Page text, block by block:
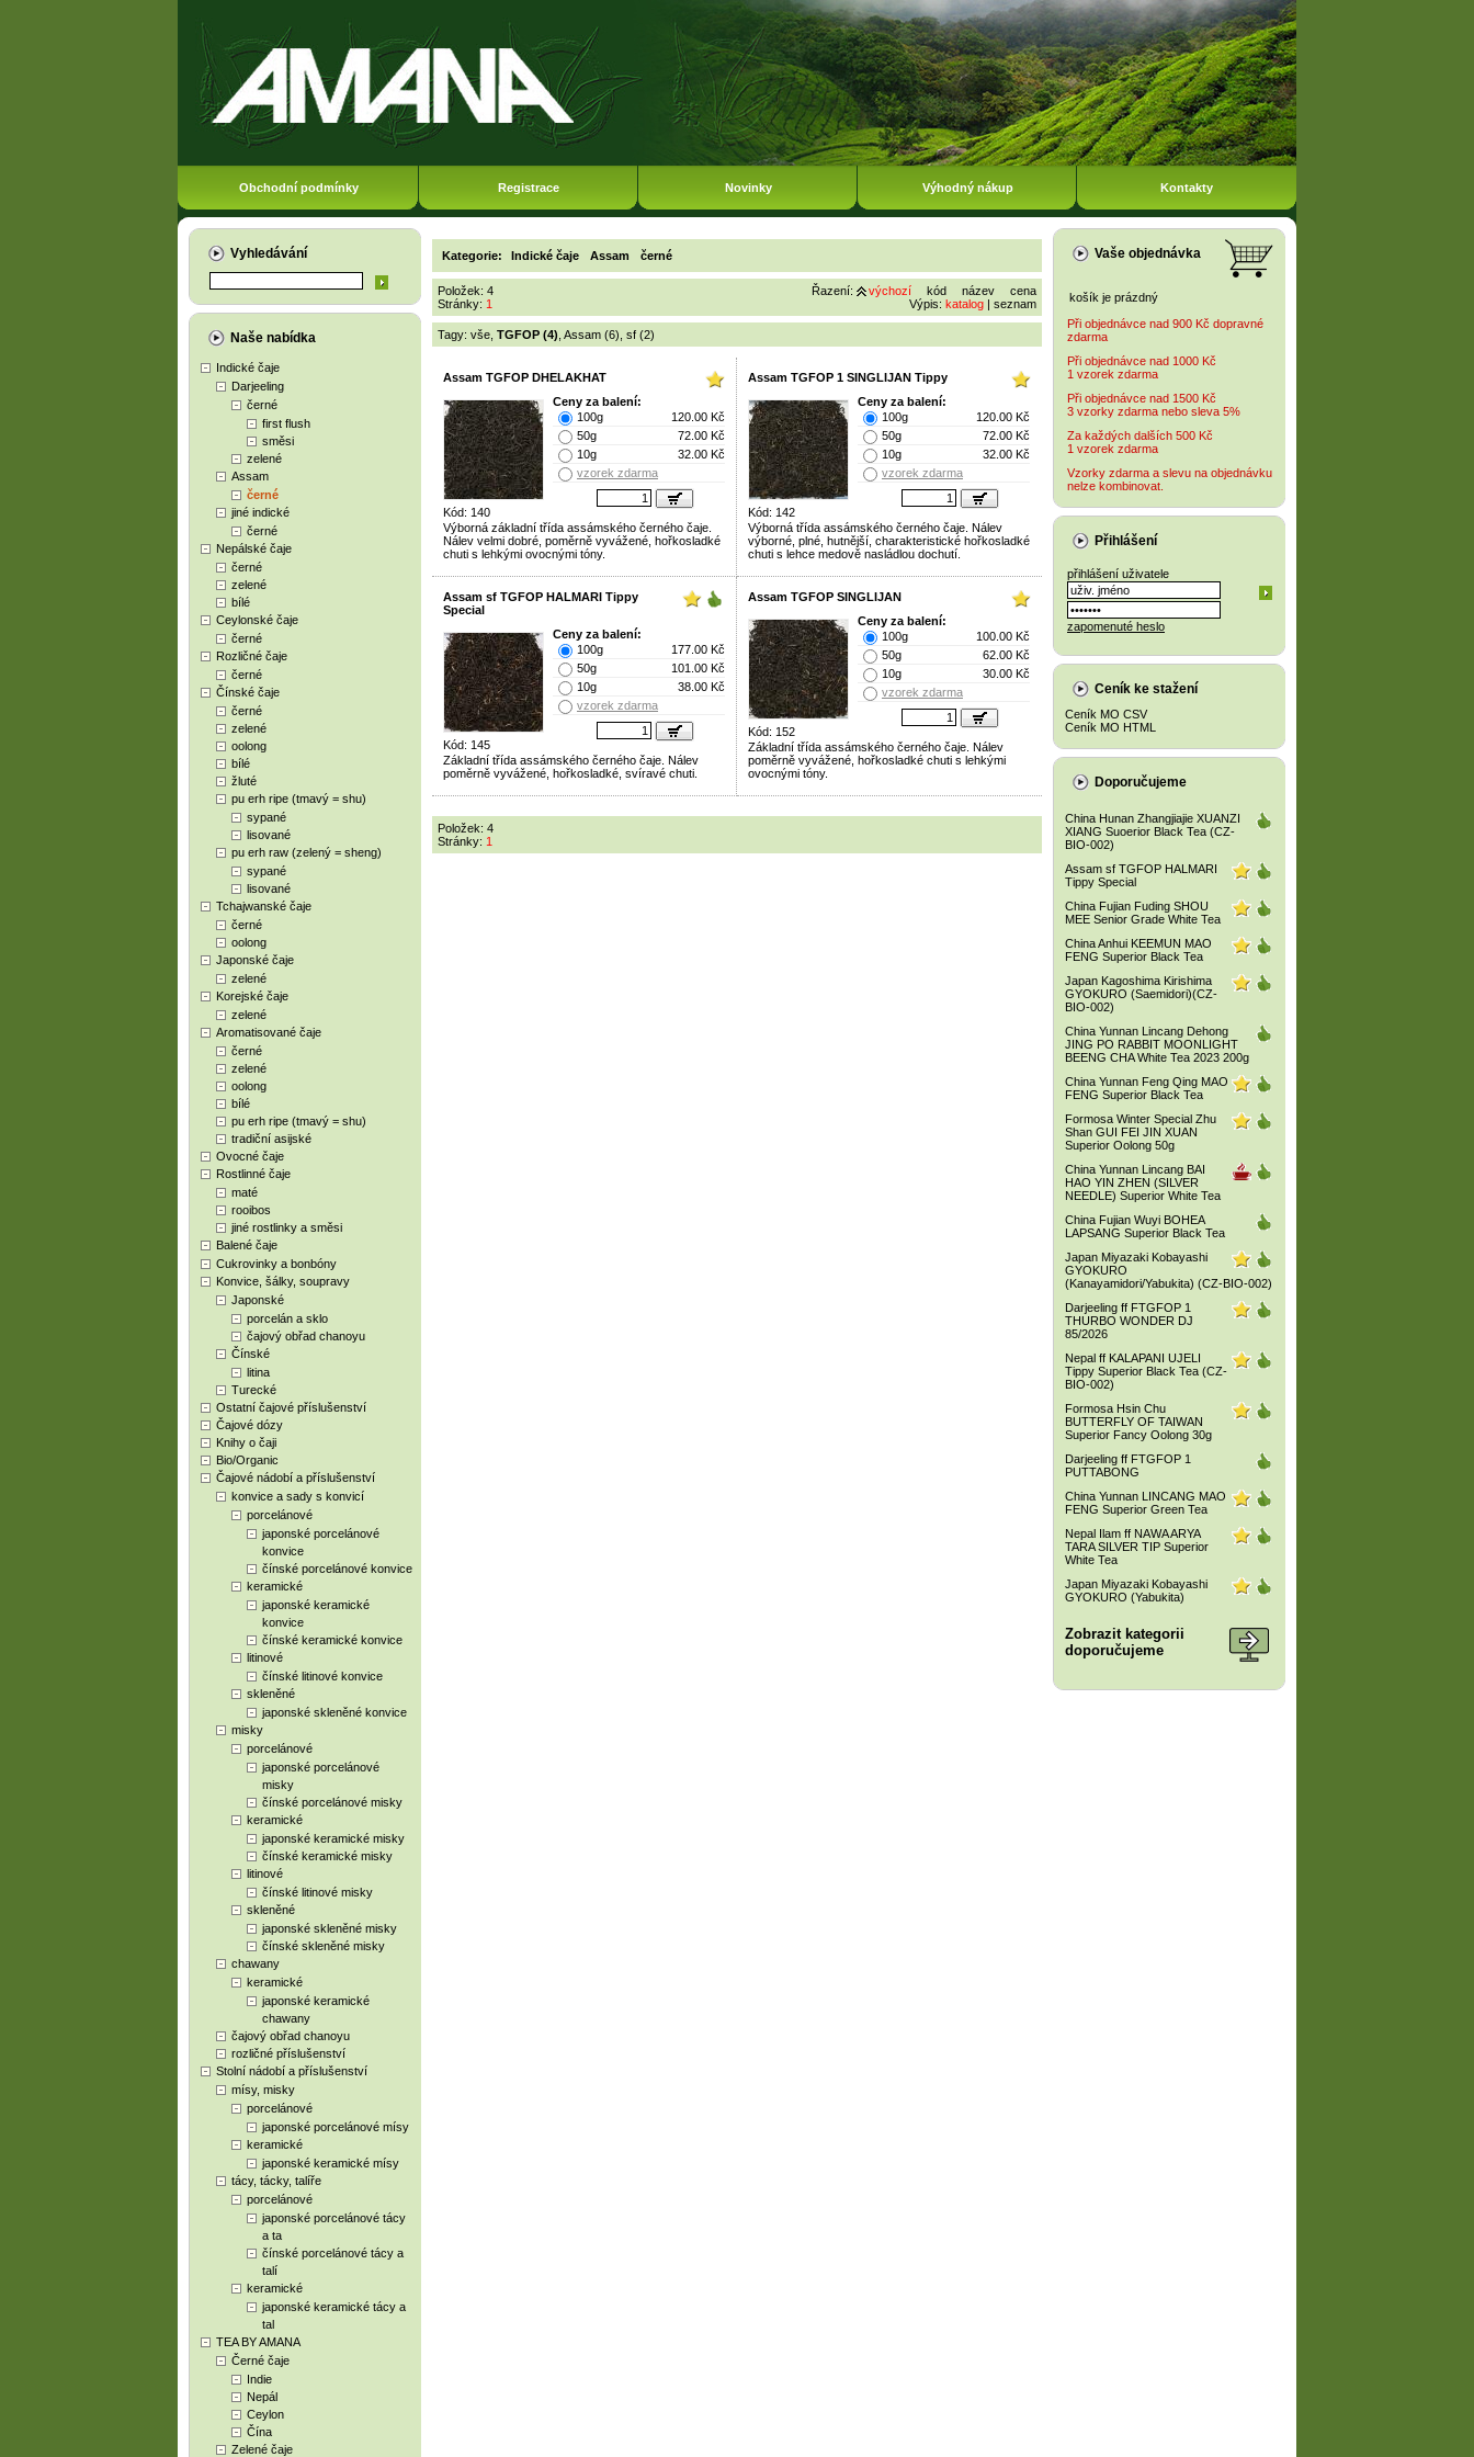
Obchodní podmínky Registrace Novinky Výhodný nákup Kontakty
Vyhledávání
Naše nabídka
Indické čaje
Darjeeling
černé
first flush
směsi
zelené
Assam
černé
jiné indické
černé
Nepálské čaje
černé
zelené
bílé
Ceylonské čaje
černé
Rozličné čaje
černé
Čínské čaje
černé
zelené
oolong
bílé
žluté
pu erh ripe (tmavý = shu)
sypané
lisované
pu erh raw (zelený = sheng)
sypané
lisované
Tchajwanské čaje
černé
oolong
Japonské čaje
zelené
Korejské čaje
zelené
Aromatisované čaje
černé
zelené
oolong
bílé
pu erh ripe (tmavý = shu)
tradiční asijské
Ovocné čaje
Rostlinné čaje
maté
rooibos
jiné rostlinky a směsi
Balené čaje
Cukrovinky a bonbóny
Konvice, šálky, soupravy
Japonské
porcelán a sklo
čajový obřad chanoyu
Čínské
litina
Turecké
Ostatní čajové příslušenství
Čajové dózy
Knihy o čaji
Bio/Organic
Čajové nádobí a příslušenství
konvice a sady s konvicí
porcelánové
japonské porcelánové
konvice
čínské porcelánové konvice
keramické
japonské keramické
konvice
čínské keramické konvice
litinové
čínské litinové konvice
skleněné
japonské skleněné konvice
misky
porcelánové
japonské porcelánové
misky
čínské porcelánové misky
keramické
japonské keramické misky
čínské keramické misky
litinové
čínské litinové misky
skleněné
japonské skleněné misky
čínské skleněné misky
chawany
keramické
japonské keramické
chawany
čajový obřad chanoyu
rozličné příslušenství
Stolní nádobí a příslušenství
mísy, misky
porcelánové
japonské porcelánové mísy
keramické
japonské keramické mísy
tácy, tácky, talíře
porcelánové
japonské porcelánové tácy
a ta
čínské porcelánové tácy a
talí
keramické
japonské keramické tácy a
tal
TEA BY AMANA
Černé čaje
Indie
Nepál
Ceylon
Čína
Zelené čaje
Kategorie: Indické čaje Assam černé
Řazení: výchozí kód název
cena
Výpis: katalog | seznam
Položek: 4
Stránky: 1
Tagy: vše TGFOP (4) Assam (6) sf (2)
Assam TGFOP DHELAKHAT
Kód: 140
Ceny za balení:
100g
120.00 Kč
50g
72.00 Kč
10g
32.00 Kč
vzorek zdarma
Výborná základní třída assámského černého čaje.
Nálev velmi dobré, poměrně vyvážené, hořkosladké
chuti s lehkými ovocnými tóny.
Assam TGFOP 1 SINGLIJAN Tippy
Kód: 142
Ceny za balení:
100g
120.00 Kč
50g
72.00 Kč
10g
32.00 Kč
vzorek zdarma
Výborná třída assámského černého čaje. Nálev
výborné, plné, hutnější, charakteristické hořkosladké
chuti s lehce medově nasládlou dochutí.
Assam sf TGFOP HALMARI Tippy
Special
Kód: 145
Ceny za balení:
100g
177.00 Kč
50g
101.00 Kč
10g
38.00 Kč
vzorek zdarma
Základní třída assámského černého čaje. Nálev
poměrně vyvážené, hořkosladké, svíravé chuti.
Assam TGFOP SINGLIJAN
Kód: 152
Ceny za balení:
100g
100.00 Kč
50g
62.00 Kč
10g
30.00 Kč
vzorek zdarma
Základní třída assámského černého čaje. Nálev
poměrně vyvážené, hořkosladké chuti s lehkými
ovocnými tóny.
Položek: 4
Stránky: 1
Vaše objednávka
košík je prázdný
Při objednávce nad 900 Kč dopravné
zdarma
Při objednávce nad 1000 Kč
1 vzorek zdarma
Při objednávce nad 1500 Kč
3 vzorky zdarma nebo sleva 5%
Za každých dalších 500 Kč
1 vzorek zdarma
Vzorky zdarma a slevu na objednávku
nelze kombinovat.
Přihlášení
přihlášení uživatele
zapomenuté heslo
Ceník ke stažení
Ceník MO CSV
Ceník MO HTML
Doporučujeme
China Hunan Zhangjiajie XUANZI
XIANG Suoerior Black Tea (CZ-
BIO-002)
Assam sf TGFOP HALMARI
Tippy Special
China Fujian Fuding SHOU
MEE Senior Grade White Tea
China Anhui KEEMUN MAO
FENG Superior Black Tea
Japan Kagoshima Kirishima
GYOKURO (Saemidori)(CZ-
BIO-002)
China Yunnan Lincang Dehong
JING PO RABBIT MOONLIGHT
BEENG CHA White Tea 2023 200g
China Yunnan Feng Qing MAO
FENG Superior Black Tea
Formosa Winter Special Zhu
Shan GUI FEI JIN XUAN
Superior Oolong 50g
China Yunnan Lincang BAI
HAO YIN ZHEN (SILVER
NEEDLE) Superior White Tea
China Fujian Wuyi BOHEA
LAPSANG Superior Black Tea
Japan Miyazaki Kobayashi
GYOKURO
(Kanayamidori/Yabukita) (CZ-BIO-002)
Darjeeling ff FTGFOP 1
THURBO WONDER DJ
85/2026
Nepal ff KALAPANI UJELI
Tippy Superior Black Tea (CZ-
BIO-002)
Formosa Hsin Chu
BUTTERFLY OF TAIWAN
Superior Fancy Oolong 30g
Darjeeling ff FTGFOP 1
PUTTABONG
China Yunnan LINCANG MAO
FENG Superior Green Tea
Nepal Ilam ff NAWA ARYA
TARA SILVER TIP Superior
White Tea
Japan Miyazaki Kobayashi
GYOKURO (Yabukita)
Zobrazit kategorii
doporučujeme